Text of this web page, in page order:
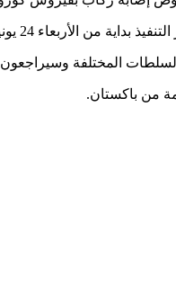
من الأربعاء 24 يونيو.
المختلفة
من باكستان.